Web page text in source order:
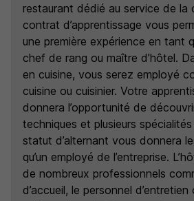
restaurant dédié au service de la
contrat d’apprentissage vous
une première expérience en tant
chef de rang ou maître d’hôtel.
en cuisine, vous serez employé
cuisine ou cuisinier. Votre
donnera l’opportunité de
techniques et plusieurs
statut d’alternant vous donnera
qu’un employé de l’entreprise.
de nombreux professionnels
d’accueil, le personnel